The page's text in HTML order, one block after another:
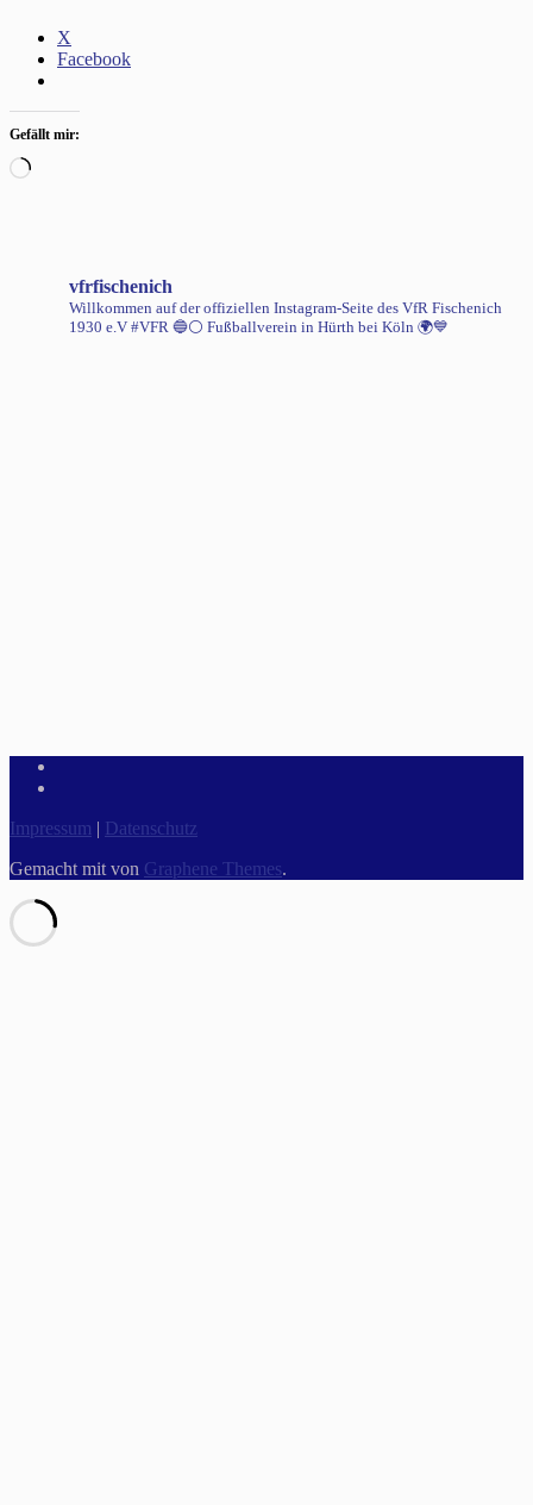
X
Facebook
Gefällt mir:
Wird
vfrfischenich
Willkommen auf der offiziellen Instagram-Seite des VfR Fischenich
1930 e.V #VFR 🔵⚪️ Fußballverein in Hürth bei Köln 🌍💙
Impressum | Datenschutz
Gemacht mit von Graphene Themes.